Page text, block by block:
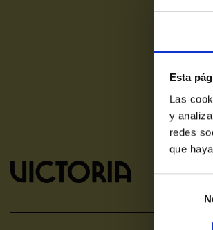
Esta
Las
y
redes
que